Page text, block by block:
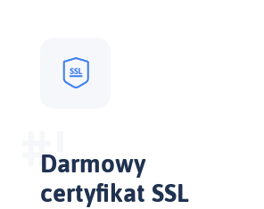
Darmowy
certyfikat SSL